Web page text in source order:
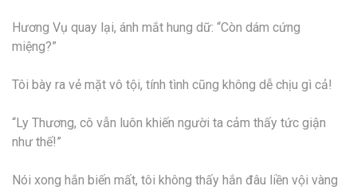
Hương Vụ quay lại, ánh mắt hung dữ: “Còn dám cứng
miệng?”
Tôi bày ra vẻ mặt vô tội, tính tình cũng không dễ chịu gì cả!
“Ly Thương, cô vẫn luôn khiến người ta cảm thấy tức giận
như thế!”
Nói xong hắn biến mất, tôi không thấy hắn đâu liền vội vàng